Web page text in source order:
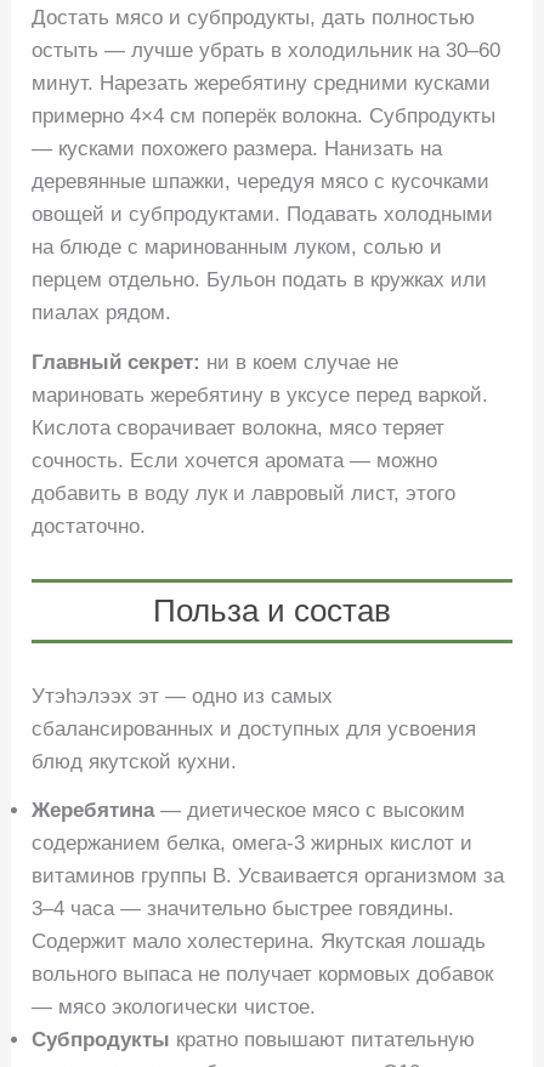
Достать мясо и субпродукты, дать полностью
остыть — лучше убрать в холодильник на 30–60
минут. Нарезать жеребятину средними кусками
примерно 4×4 см поперёк волокна. Субпродукты
— кусками похожего размера. Нанизать на
деревянные шпажки, чередуя мясо с кусочками
овощей и субпродуктами. Подавать холодными
на блюде с маринованным луком, солью и
перцем отдельно. Бульон подать в кружках или
пиалах рядом.
Главный секрет: ни в коем случае не
мариновать жеребятину в уксусе перед варкой.
Кислота сворачивает волокна, мясо теряет
сочность. Если хочется аромата — можно
добавить в воду лук и лавровый лист, этого
достаточно.
Польза и состав
Утэhэлээх эт — одно из самых
сбалансированных и доступных для усвоения
блюд якутской кухни.
Жеребятина— диетическое мясо с высоким
содержанием белка, омега-3 жирных кислот и
витаминов группы B. Усваивается организмом за
3–4 часа — значительно быстрее говядины.
Содержит мало холестерина. Якутская лошадь
вольного выпаса не получает кормовых добавок
— мясо экологически чистое.
Субпродукты кратно повышают питательную